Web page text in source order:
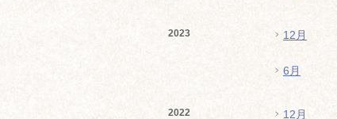
2023 12月
6月
2022 12月